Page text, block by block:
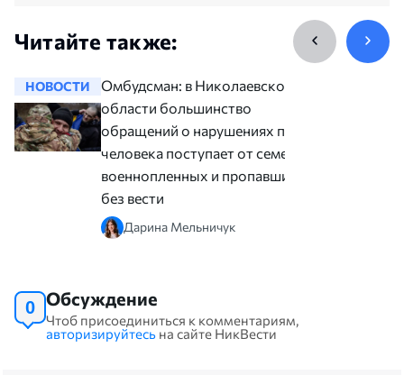
Читайте также:
НОВОСТИ
Омбудсман: в Николаевской
области большинство
обращений о нарушениях прав
человека поступает от семей
военнопленных и пропавших
без вести
Дарина Мельничук
0 Обсуждение
Чтоб присоединиться к комментариям,
авторизируйтесь на сайте НикВести